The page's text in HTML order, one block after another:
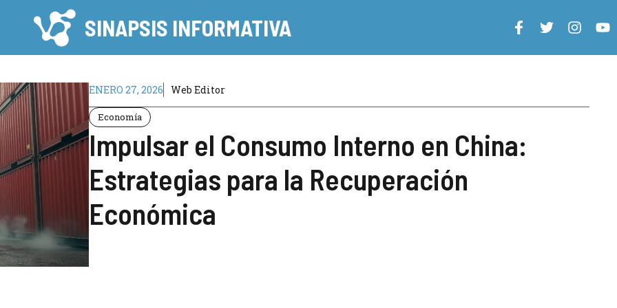
SINAPSIS INFORMATIVA
ENERO 27, 2026 Web Editor
Economía
Impulsar el Consumo Interno en China:
Estrategias para la Recuperación
Económica